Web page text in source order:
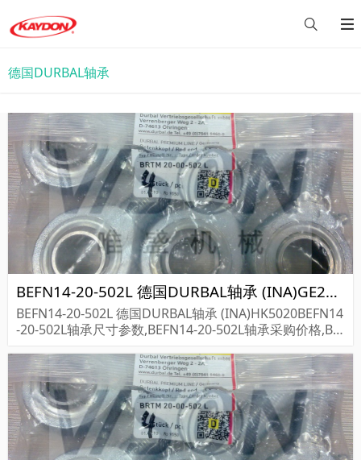
德国DURBAL轴承
BEFN14-20-502L 德国DURBAL轴承 (INA)GE280 DO-2RS
BEFN14-20-502L 德国DURBAL轴承 (INA)HK5020BEFN14
-20-502L轴承尺寸参数,BEFN14-20-502L轴承采购价格,BE